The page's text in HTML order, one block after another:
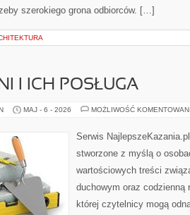
szerokiego grona odbiorców. […]
I ICH POSŁUGA
MAJ - 6 - 2026 MOŻLIWOŚĆ
Serwis
stworzone z myślą o
wartościowych treści
duchowym oraz codzienną
której czytelnicy mogą